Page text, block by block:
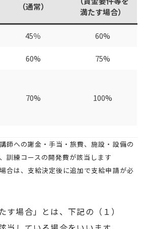
（通常）
満たす場合）
45％ 60%
60% 75%
70% 100%
師への謝金・手当・旅費、施設・設備の
訓練コースの開発費が該当します
合は、支給決定後に追加で支給申請が必
す場合」とは、下記の（１）